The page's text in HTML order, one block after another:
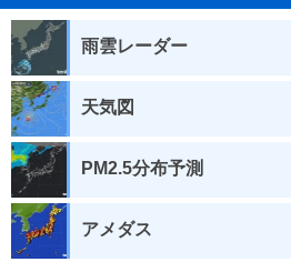
雨雲レーダー
天気図
PM2.5分布予測
アメダス